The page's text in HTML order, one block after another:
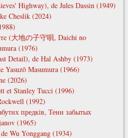
Highway), de Jules Dassin (1949)
Cheslik (2024)
(大地の子守唄, Daichi no
(1976)
Detail), de Hal Ashby (1973)
Yasuzō Masumura (1966)
(2026)
et Stanley Tucci (1996)
(1992)
предків, Тени забытых
(1965)
Wu Yonggang (1934)